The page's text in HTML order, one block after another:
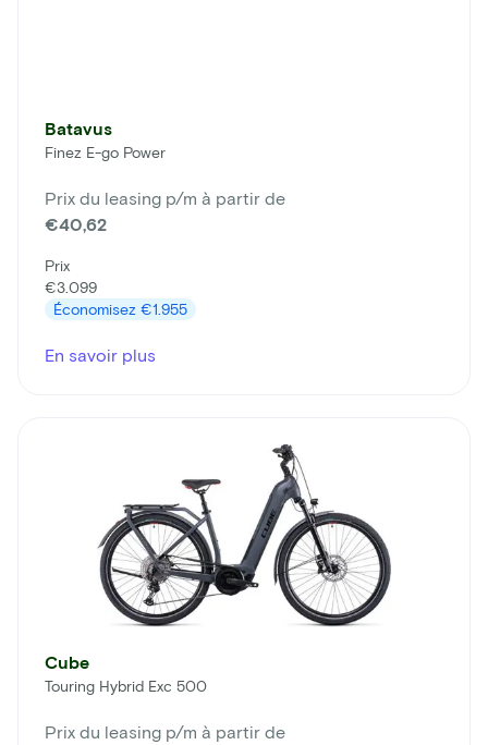
Batavus
Finez E-go Power
Prix du leasing p/m à partir de
€40,62
Prix
€3.099
Économisez €1.955
En savoir plus
Cube
Touring Hybrid Exc 500
Prix du leasing p/m à partir de